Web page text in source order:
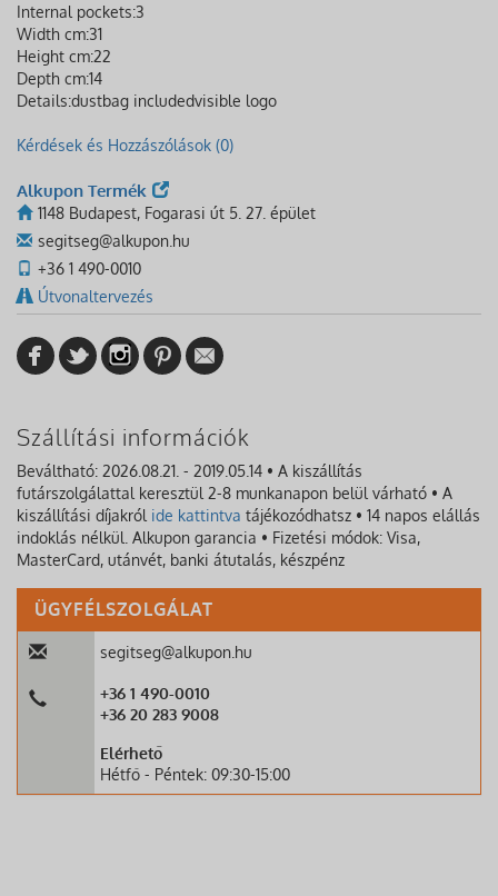
Internal pockets:3
Width cm:31
Height cm:22
Depth cm:14
Details:dustbag includedvisible logo
Kérdések és Hozzászólások (0)
Alkupon Termék
1148 Budapest, Fogarasi út 5. 27. épület
segitseg@alkupon.hu
+36 1 490-0010
Útvonaltervezés
Szállítási információk
Beváltható: 2026.08.21. - 2019.05.14 • A kiszállítás
futárszolgálattal keresztül 2-8 munkanapon belül várható • A
kiszállítási díjakról ide kattintva tájékozódhatsz • 14 napos elállás
indoklás nélkül. Alkupon garancia • Fizetési módok: Visa,
MasterCard, utánvét, banki átutalás, készpénz
ÜGYFÉLSZOLGÁLAT
segitseg@alkupon.hu
+36 1 490-0010
+36 20 283 9008
Elérhető
Hétfő - Péntek: 09:30-15:00